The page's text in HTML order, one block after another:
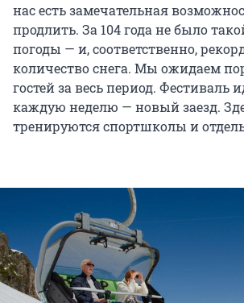
нас есть замечательная
продлить. За 104 года не было
погоды — и, соответственно,
количество снега. Мы ожидаем
гостей за весь период. Фестиваль
каждую неделю — новый заезд.
тренируются спортшколы и